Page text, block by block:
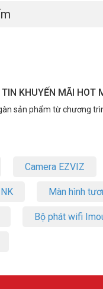
KHUYẾN MÃI HOT
sản phẩm từ chương
Camera EZVIZ
Màn hình
Bộ phát wifi